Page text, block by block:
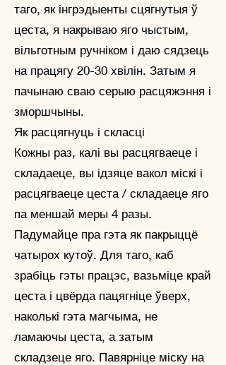
таго, як інгрэдыенты сцягнутыя ў
цеста, я накрываю яго чыстым,
вільготным ручніком і даю сядзець
на працягу 20-30 хвілін. Затым я
пачынаю сваю серыю расцяжэння і
зморшчыны.
Як расцягнуць і скласці
Кожны раз, калі вы расцягваеце і
складаеце, вы ідзяце вакол міскі і
расцягваеце цеста / складаеце яго
па меншай меры 4 разы.
Падумайце пра гэта як пакрыццё
чатырох кутоў. Для таго, каб
зрабіць гэты працэс, вазьміце край
цеста і цвёрда пацягніце ўверх,
наколькі гэта магчыма, не
ламаючы цеста, а затым
складзеце яго. Павярніце міску на